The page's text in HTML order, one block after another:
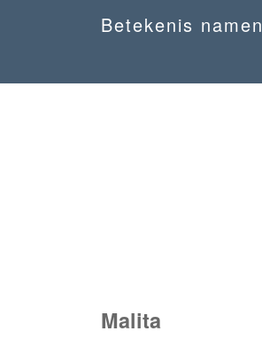
Betekenis namen
Malita